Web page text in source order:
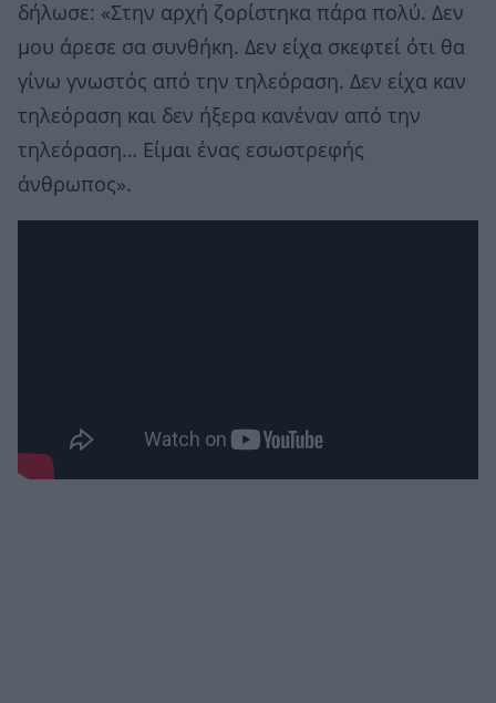
δήλωσε: «Στην αρχή ζορίστηκα πάρα πολύ. Δεν
μου άρεσε σα συνθήκη. Δεν είχα σκεφτεί ότι θα
γίνω γνωστός από την τηλεόραση. Δεν είχα καν
τηλεόραση και δεν ήξερα κανέναν από την
τηλεόραση… Είμαι ένας εσωστρεφής
άνθρωπος».